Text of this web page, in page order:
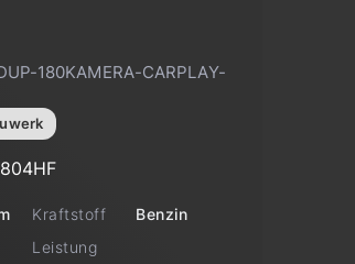
180KAMERA-CARPLAY-
Kraftstoff Benzin
Leistung